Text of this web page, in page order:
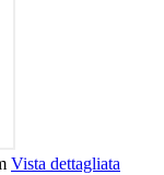
Vista dettagliata